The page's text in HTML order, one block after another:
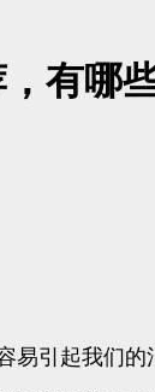
有哪
易引起我们的